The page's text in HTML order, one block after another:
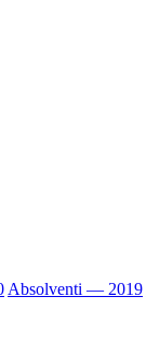
Absolventi — 2019